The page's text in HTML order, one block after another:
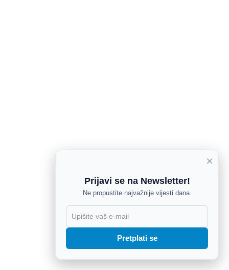
×
Prijavi se na Newsletter!
Ne propustite najvažnije vijesti dana.
Pretplati se